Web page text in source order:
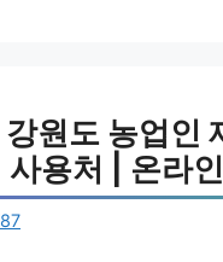
원도 농업인
용처 | 온라